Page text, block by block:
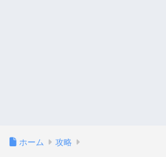
ホーム 攻略